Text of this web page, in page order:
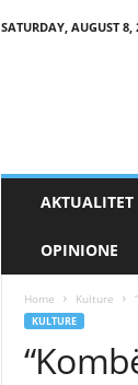
SATURDAY, AUGUST 8,
AKTUALITET
OPINIONE
Home Kulture
KULTURE